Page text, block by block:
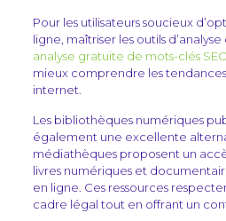
Pour les utilisateurs soucieux
ligne, maîtriser les outils
analyse gratuite de mots-clés
mieux comprendre les
internet.
Les bibliothèques numériques
également une excellente
médiathèques proposent un
livres numériques et
en ligne. Ces ressources
cadre légal tout en offrant un